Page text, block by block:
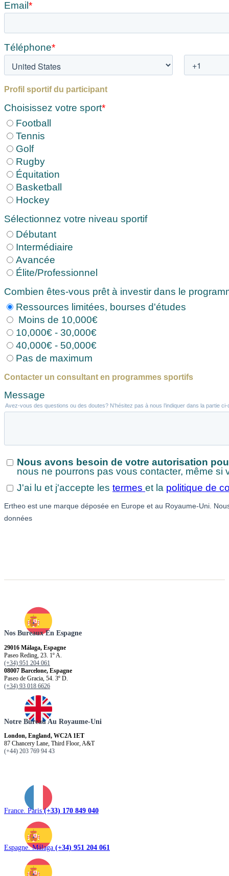
Nos Bureaux En Espagne
29016 Málaga, Espagne
Paseo Reding, 23. 1º A.
(+34) 951 204 061
08007 Barcelone, Espagne
Paseo de Gracia, 54. 3º D.
(+34) 93 018 6626
Notre Bureau Au Royaume-Uni
London, England, WC2A 1ET
87 Chancery Lane, Third Floor, A&T
(+44) 203 769 94 43
France. Paris(+33) 170 849 040
Espagne. Málaga (+34) 951 204 061